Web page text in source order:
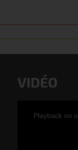
VIDÉO
Playback on